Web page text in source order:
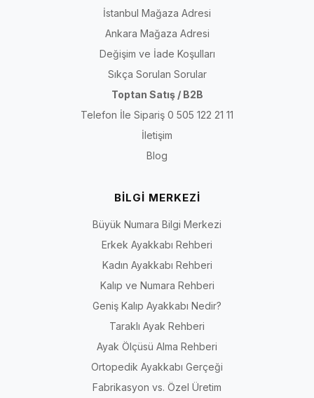
İstanbul Mağaza Adresi
Ankara Mağaza Adresi
Değişim ve İade Koşulları
Sıkça Sorulan Sorular
Toptan Satış / B2B
Telefon İle Sipariş 0 505 122 21 11
İletişim
Blog
BİLGİ MERKEZİ
Büyük Numara Bilgi Merkezi
Erkek Ayakkabı Rehberi
Kadın Ayakkabı Rehberi
Kalıp ve Numara Rehberi
Geniş Kalıp Ayakkabı Nedir?
Taraklı Ayak Rehberi
Ayak Ölçüsü Alma Rehberi
Ortopedik Ayakkabı Gerçeği
Fabrikasyon vs. Özel Üretim